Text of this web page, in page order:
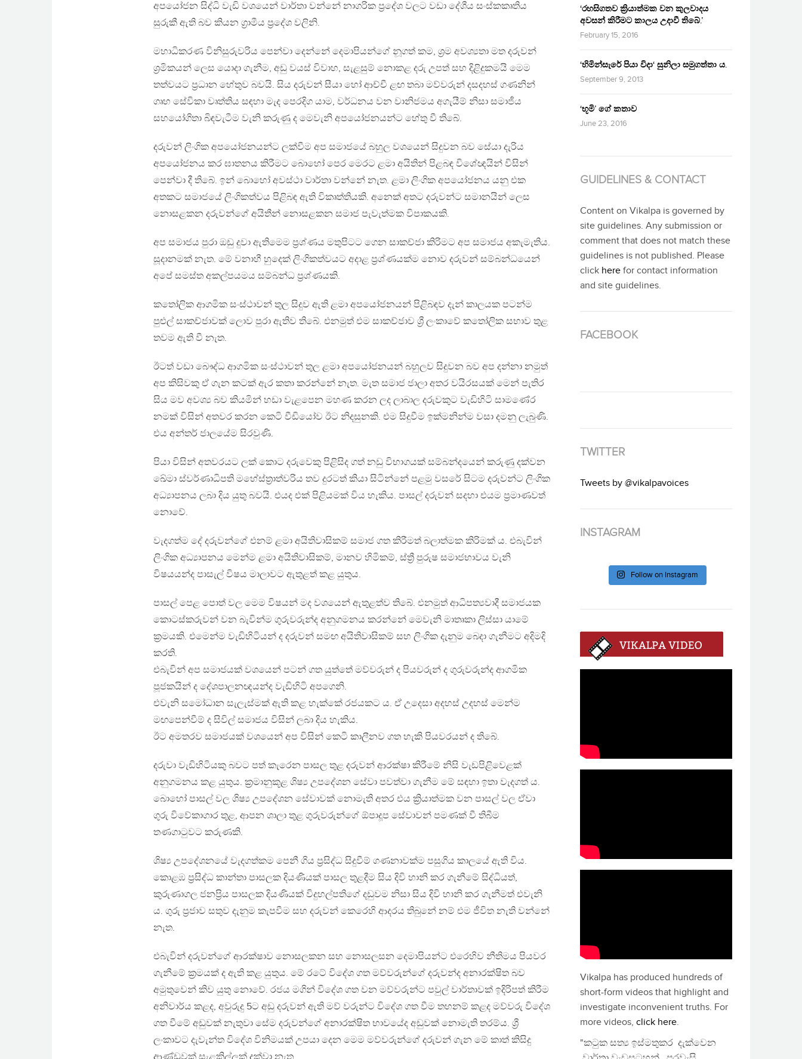
අපයෝජන සිද්ධි වැඩි වශයෙන් වාර්තා වන්නේ නාගරික ප්‍රදේශ වලට වඩා දේශීය සංස්කකෘතිය
සුරුකී ඇති බව කියන ග්‍රාමීය ප්‍රදේශ වලිනි.
මහාධිකරණ විනිසුරුවරිය පෙන්වා දෙන්නේ දෙමාපියන්ගේ නූගත් කම, ශ්‍රම අවශ්‍යතා මත දරුවන්
ශ්‍රමිකයන් ලෙස යොදා ගැනීම, අඩු වයස් විවාහ, සැළසුම් නොකළ දරු උපත් සහ දිළිදුකමයි මෙම
තත්වයට ප්‍රධාන හේතුව බවයි. සිය දරුවන් සීයා හෝ ආච්චී ළඟ තබා මව්වරුන් දසදහස් ගණනින්
ගෘහ සේවිකා වෘත්තිය සඳහා මැද පෙරදිග යාම, වර්ධනය වන වානිජමය අගැයීම් නිසා සමාජීය
සහයෝගිතා බිඳවැටීම‍ වැනි කරුණු ද මෙවැනි අපයෝජනයන්ට හේතු වී තිබේ.
දරුවන් ලිංගික අපයෝජනයන්ට ලක්වීම අප සමාජයේ බහුල වශයෙන් සිදුවන බව සේයා දැරිය
අපයෝජනය කර ඝාතනය කිරීමට බොහෝ පෙර මෙරට ළමා අයිතින් පිළබඳ විශේඥයින් විසින්
පෙන්වා දී තිබේ. ඉන් බොහෝ අවස්ථා වාර්තා වන්නේ නැත. ළමා ලිංගික අපයෝජනය යනු එක
අතකට සමාජයේ ලිංගිකත්වය පිළිබඳ ඇති විකෘත්තියකි. අනෙක් අතට දරුවන්ට සමානයින් ලෙස
නොසළකන දරුවන්ගේ අයිතීන් නොසළකන සමාජ පැවැත්මක විපාකයකි.
අප සමාජය පුරා ඔඩු දුවා ඇතිමෙම ප්‍රශ්ණය මතුපිටට ගෙන සාකච්ජා කිරිමට අප සමාජය අකැමැතිය.
සූදානමක් නැත. මේ වනාහී හුදෙක් ලිංගිකත්වයට අදාළ ප්‍රශ්ණයක්ම නොව දරුවන් සම්බන්ධයෙන්
අපේ සමස්ත අකල්පයමය සම්බන්ධ ප්‍රශ්ණයකි.
කතෝලික ආගමික සංස්ථාවන් තුල සිදුව ඇති ළමා අපයෝජනයන් පිළිබඳව දැන් කාලයක පටන්ම
පුළුල් සාකච්ජාවක් ලොව පුරා ඇතිව තිබේ. එනමුත් එම සාකච්ජාව ශ්‍රී ලංකාවේ කතෝලික සභාව තුළ
තවම ඇති වී නැත.
ඊටත් වඩා බෞද්ධ ආගමික සංස්ථාවන් තුල ළමා අපයෝජනයන් බහුලව සිදුවන බව අප දන්නා නමුත්
අප කිසිවකු ඒ ගැන කටක් ඇර කතා කරන්නේ නැත. මැත සමාජ ජාලා අතර වයිරසයක් මෙන් පැතිර
සිය මව අවශ්‍ය බව කියමින් හඩා වැළපෙන මහණ කරන ලද ලාබාල දරුවකුට වැඩිහිටි සාමණේර
නමක් විසින් අතවර කරන කෙටි වීඩියෝව ඊට නිදසුනකි. එම සිදුවීම ඉක්මනින්ම වසා දමනු ලැබුණි.
එය අන්තර් ජාලයේම සිරවුණි.
පියා විසින් අතවරයට ලක් කොට දරුවෙකු පිළිසිද ගත් නඩු විභාගයක් සම්බන්දයෙන් කරුණු දක්වන
ඛේමා ස්වර්ණාධිපති මහේස්ත්‍රාත්වරිය තව දුරටත් කියා සිටින්නේ පළමු වසරේ සිටම දරුවන්ට ලිංගික
අධ්‍යාපනය ලබා දිය යුතු බවයි. එයද එක් පිළියමක් විය හැකිය. පාසල් දරුවන් සදහා එයම ප්‍රමාණවත්
නොවේ.
වැදගත්ම දේ දරුවන්ගේ එනම් ළමා අයිතිවාසිකම් සමාජ ගත කිරීමත් බලාත්මක කිරිමක් ය. එබැවින්
ලිංගික අධ්‍යාපනය මෙන්ම ළමා අයිතිවාසිකම්, මානව හිමිකම්, ස්ත්‍රී පුරුෂ සමාජභාවය වැනි
විෂයයන්ද පාසැල් විෂය මාලාවට ඇතුළත් කළ යුතුය.
පාසල් පෙළ පොත් වල මෙම විෂයන් මද වශයෙන් ඇතුළත්ව තිබේ. එනමුත් ආධිපත්‍යවාදී සමාජයක
කොටස්කරුවන් වන බැවින්ම ගුරුවරුන්ද අනුගමනය කරන්නේ මෙවැනි මාතෘකා ලිස්සා යාමේ
ක්‍රමයකි. එමෙන්ම වැඩිහිටියන් ද දරුවන් සමඟ අයිතිවාසිකම් සහ ලිංගික දැනුම බෙදා ගැනීමට අදිමදි
කරති.
එබැවින් අප සමාජයක් වශයෙන් පටන් ගත යුත්තේ මව්වරුන් ද පියවරුන් ද ගුරුවරුන්ද ආගමික
පූජකයින් ද දේශපාලනඥයන්ද වැඩිහිටි අපගෙනි.
එවැනි සමෝධාන සැලැස්මක් ඇති කළ හැක්කේ රජයකට ය. ඒ උදෙසා අදහස් උදහස් මෙන්ම
මඟපෙන්වීම් ද සිවිල් සමාජය විසින් ලබා දිය හැකිය.
ඊට අමතරව සමාජයක් වශයෙන් අප විසින් කෙටි කාලීනව ගත හැකි පියවරයන් ද තිබේ.
දරුවා වැඩිහිටියකු බවට පත් කැරෙන පාසල තුළ දරුවන් ආරක්ෂා කිරීමේ නිසි වැඩපිළිවෙළක්
අනුගමනය කළ යුතුය. ක්‍රමානුකූළ ශිෂ්‍ය උපදේශන සේවා පවත්වා ගැනීම මේ සඳහා ඉතා වැදගත් ය.
බොහෝ පාසල් වල ශිෂ්‍ය උපදේශන සේවාවක් නොමැති අතර එය ක්‍රියාත්මක වන පාසල් වල ඒවා
ගුරු විවේකාගාර තුළ, ආපන ශාලා තුළ ගුරුවරුන්ගේ ඕපාදූප සේවාවන් පමණක් වී තිබීම
තණගාටුවට කරුණකි.
ශිෂ්‍ය උපදේශනයේ වැදගත්කම පෙනී ගිය ප්‍රසිද්ධ සිදුවීම් ගණනාවක්ම පසුගිය කාලයේ ඇති විය.
කොළඹ ප්‍රසිද්ධ කාන්තා පාසලක දියණියක් පාසල තුළදීම සිය දිවි හානි කර ගැනීමේ සිද්ධියත්,
කුරුණාගල ජනප්‍රිය පාසලක දියණියක් විදුහල්පතිගේ දඩුවම නිසා සිය දිවි හානි කර ගැනීමත් එවැනි
ය. ගුරු ප්‍රජාව සතුව දැනුම කැපවීම සහ දරුවන් කෙරෙහි ආදරය තිබුනේ නම් එම ජීවිත නැති වන්නේ
නැත.
එබැවින් දරුවන්ගේ ආරක්ෂාව නොසලකන සහ නොසලසන දෙමාපියන්ට එරෙහිව නීතිමය පියවර
ගැනීමේ ක්‍රමයක් ද ඇති කළ යුතුය. මේ රටේ විදේශ ගත මව්වරුන්ගේ දරුවන්ද අනාරක්ෂිත බව
අමුතුවෙන් කිව යුතු නොවේ. රජය මගින් විදේශ ගත වන මව්වරුන්ට පවුල් වාර්තාවක් ඉදිරිපත් කිරීම
අනිවාර්ය කළද, අවුරුදු 5ට අඩු දරුවන් ඇති මව් වරුන්ට විදේශ ගත වීම තහනම් කළද මව්වරු විදේශ
ගත වීමේ අඩුවක් නැතුවා සේම දරුවන්ගේ අනාරක්ෂිත භාවයේද අඩුවක් නොමැති තරම්ය. ශ්‍රී
ලංකාවට දැවැන්ත විදේශ විනිමයක් උපයා දෙන මෙම මව්වරුන්ගේ දරුවන් ගැන මේ කාත් කිසිදු
‘රහසිගතව ක්‍රියාත්මක වන කුලවාදය
අවසන් කිරීමට කාලය උදාවී තිබේ.’
February 15, 2016
‘හිමින්සැරේ පියා විදා‘ සුනිලා සමුගත්තා ය.
September 9, 2013
‘භූමි’ ගේ කතාව
June 23, 2016
GUIDELINES & CONTACT
Content on Vikalpa is governed by
site guidelines. Any submission or
comment that does not match these
guidelines is not published. Please
click here for contact information
and site guidelines.
FACEBOOK
TWITTER
Tweets by @vikalpavoices
INSTAGRAM
Follow on Instagram
Vikalpa has produced hundreds of
short-form videos that highlight and
investigate inconvenient truths. For
more videos, click here.
"කටුක සත්‍ය ඉස්මතුකර දැක්වෙන